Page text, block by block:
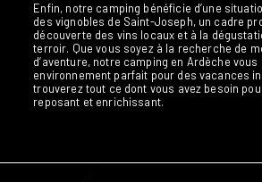
Enfin, notre camping bénéficie d’une
des vignobles de Saint-Joseph, un cadre
découverte des vins locaux et à la
terroir. Que vous soyez à la recherche de
d’aventure, notre camping en Ardèche vous
environnement parfait pour des vacances
trouverez tout ce dont vous avez besoin
reposant et enrichissant.